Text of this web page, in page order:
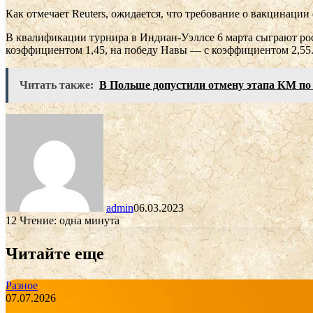
Как отмечает Reuters, ожидается, что требование о
В квалификации турнира в Индиан-Уэллсе 6 марта сыграют
коэффициентом 1,45, на победу Навы — с коэффициентом 2,55.
Читать также: В Польше допустили отмену этапа КМ
admin06.03.2023
12 Чтение: одна минута
Читайте еще
Разное
07.07.2026